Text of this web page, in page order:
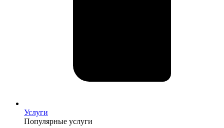
Услуги
Популярные услуги